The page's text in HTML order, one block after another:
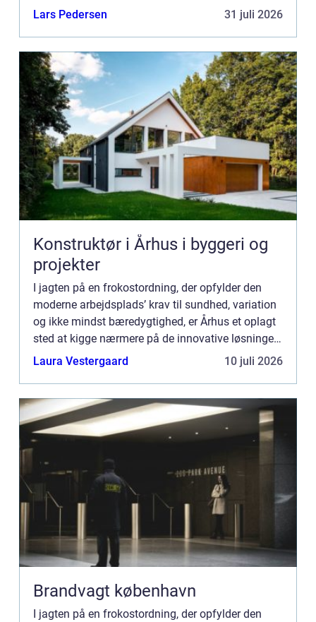
Her er nytænkende leverandører som Dabba
Lars Pedersen 31 juli 2026
Konstruktør i Århus i byggeri og
projekter
I jagten på en frokostordning, der opfylder den
moderne arbejdsplads’ krav til sundhed, variation
og ikke mindst bæredygtighed, er Århus et oplagt
sted at kigge nærmere på de innovative løsninger.
Her er nytænkende leverandører som Dabba
Laura Vestergaard 10 juli 2026
Brandvagt københavn
I jagten på en frokostordning, der opfylder den